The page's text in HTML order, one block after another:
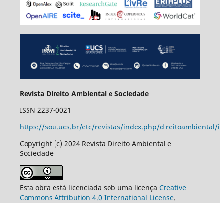
Revista Direito Ambiental e Sociedade
ISSN 2237-0021
https://sou.ucs.br/etc/revistas/index.php/direitoambiental/
Copyright (c) 2024 Revista Direito Ambiental e
Sociedade
Esta obra está licenciada sob uma licença Creative
Commons Attribution 4.0 International License.